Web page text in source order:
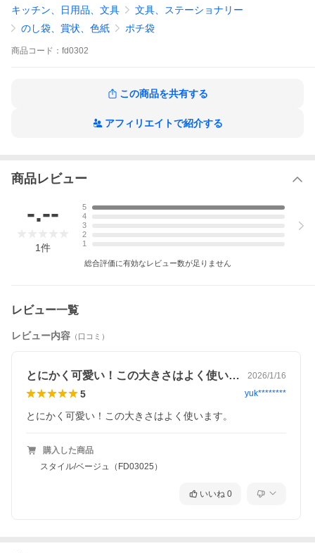
日本
ギフトラッピングについては こちら ＞
キッチン、日用品、文具
文具、ステーショナリー
のし袋、賞状、色紙
ポチ袋
商品 コード： fd0302
この商品を共有する
アフィリエイトで紹介する
商品レビュー
-.--
1件
5
4
3
2
1
総合評価に有効なレビュー数が足りません
レビュー一覧
レビュー内容 （口コミ）
とにかく可愛い！この大きさはよく使いま… 2026/1/16
5 yuk********
とにかく可愛い！この大きさはよく使います。
購入した商品
スタイル/ベージュ（FD03025）
いいね 0